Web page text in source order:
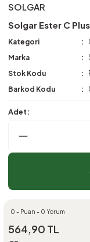
SOLGAR
Solgar Ester C
Kategori
Marka
Stok Kodu
Barkod Kodu
Adet:
0 - Puan - 0 Yorum
564,90 TL